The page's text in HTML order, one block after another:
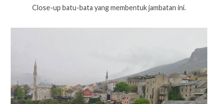
Close-up batu-bata yang membentuk jambatan ini.